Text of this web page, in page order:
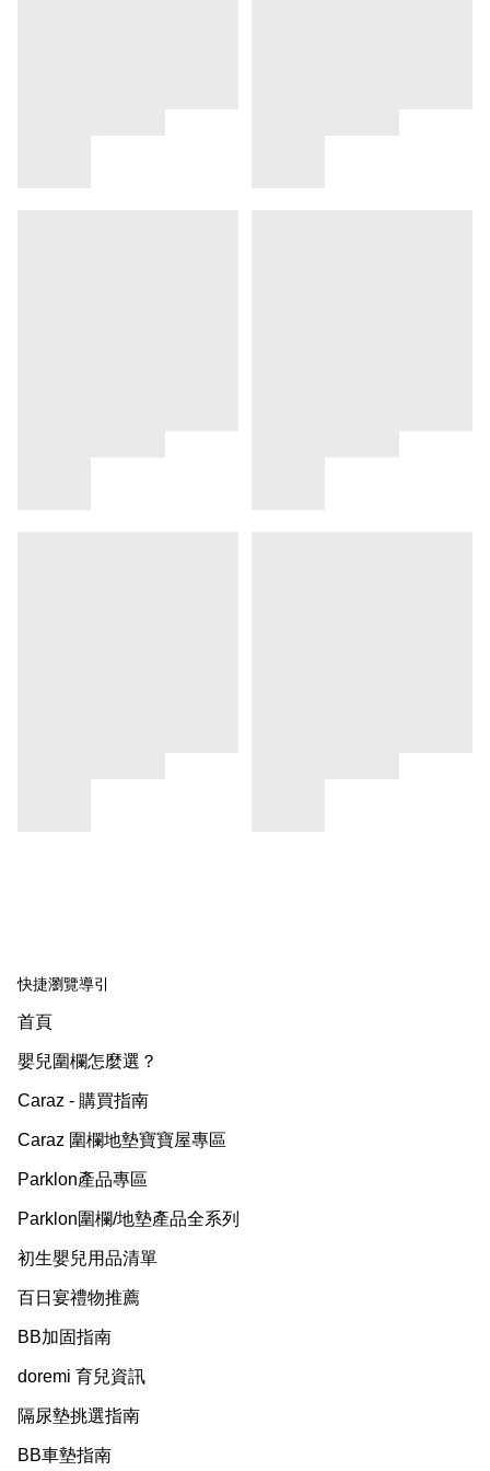
快捷瀏覽導引
首頁
嬰兒圍欄怎麼選？
Caraz - 購買指南
Caraz 圍欄地墊寶寶屋專區
Parklon產品專區
Parklon圍欄/地墊產品全系列
初生嬰兒用品清單
百日宴禮物推薦
BB加固指南
doremi 育兒資訊
隔尿墊挑選指南
BB車墊指南